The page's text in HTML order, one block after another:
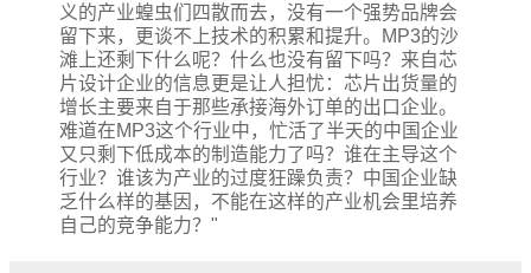
义的产业蝗虫们四散而去，没有一个强势品牌会
留下来，更谈不上技术的积累和提升。MP3的沙
滩上还剩下什么呢？什么也没有留下吗？来自芯
片设计企业的信息更是让人担忧：芯片出货量的
增长主要来自于那些承接海外订单的出口企业。
难道在MP3这个行业中，忙活了半天的中国企业
又只剩下低成本的制造能力了吗？谁在主导这个
行业？谁该为产业的过度狂躁负责？中国企业缺
乏什么样的基因，不能在这样的产业机会里培养
自己的竞争能力？"